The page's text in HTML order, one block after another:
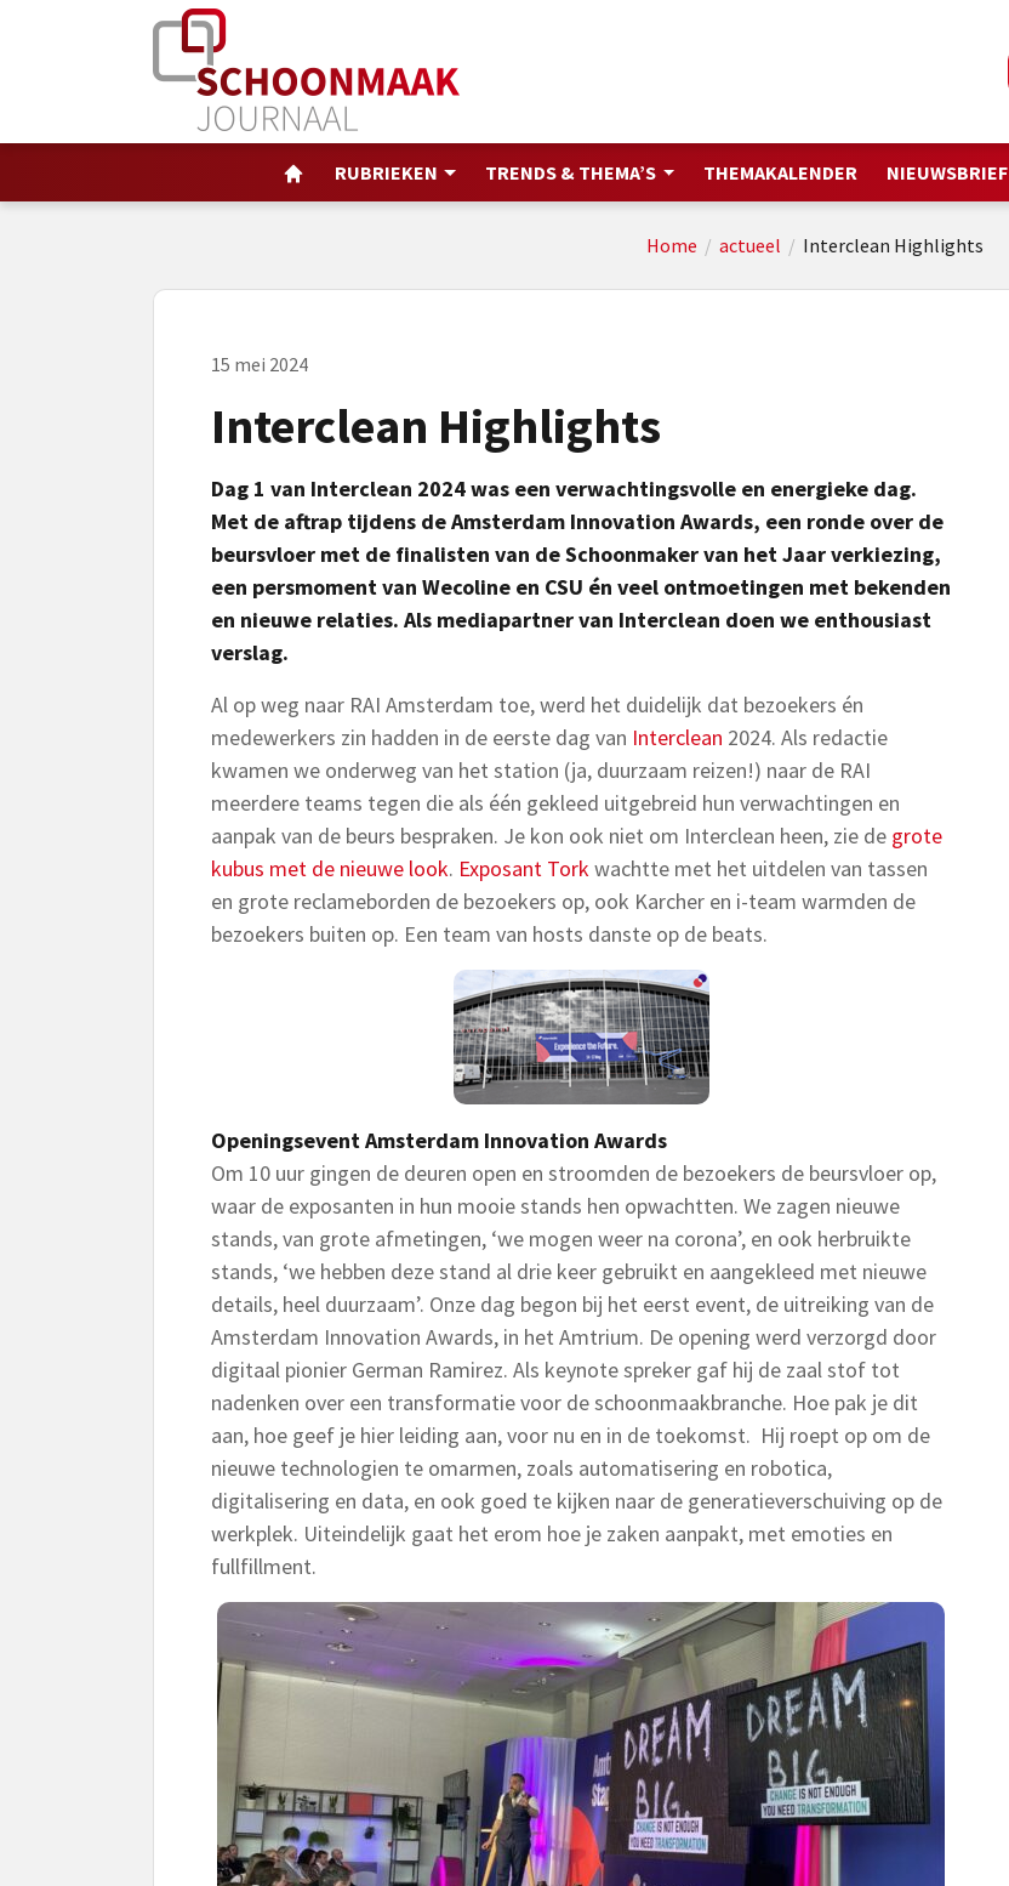
RUBRIEKEN TRENDS & THEMA’S THEMAKALENDER NIEUWSBRIEF
Home / actueel / Interclean Highlights
15 mei 2024
Interclean Highlights
Dag 1 van Interclean 2024 was een verwachtingsvolle en energieke dag.
Met de aftrap tijdens de Amsterdam Innovation Awards, een ronde over de
beursvloer met de finalisten van de Schoonmaker van het Jaar verkiezing,
een persmoment van Wecoline en CSU én veel ontmoetingen met bekenden
en nieuwe relaties. Als mediapartner van Interclean doen we enthousiast
verslag.
Al op weg naar RAI Amsterdam toe, werd het duidelijk dat bezoekers én
medewerkers zin hadden in de eerste dag van Interclean 2024. Als redactie
kwamen we onderweg van het station (ja, duurzaam reizen!) naar de RAI
meerdere teams tegen die als één gekleed uitgebreid hun verwachtingen en
aanpak van de beurs bespraken. Je kon ook niet om Interclean heen, zie de grote
kubus met de nieuwe look. Exposant Torkwachtte met het uitdelen van tassen
en grote reclameborden de bezoekers op, ook Karcher en i-team warmden de
bezoekers buiten op. Een team van hosts danste op de beats.
Openingsevent Amsterdam Innovation Awards
Om 10 uur gingen de deuren open en stroomden de bezoekers de beursvloer op,
waar de exposanten in hun mooie stands hen opwachtten. We zagen nieuwe
stands, van grote afmetingen, ‘we mogen weer na corona’, en ook herbruikte
stands, ‘we hebben deze stand al drie keer gebruikt en aangekleed met nieuwe
details, heel duurzaam’. Onze dag begon bij het eerst event, de uitreiking van de
Amsterdam Innovation Awards, in het Amtrium. De opening werd verzorgd door
digitaal pionier German Ramirez. Als keynote spreker gaf hij de zaal stof tot
nadenken over een transformatie voor de schoonmaakbranche. Hoe pak je dit
aan, hoe geef je hier leiding aan, voor nu en in de toekomst. Hij roept op om de
nieuwe technologien te omarmen, zoals automatisering en robotica,
digitalisering en data, en ook goed te kijken naar de generatieverschuiving op de
werkplek. Uiteindelijk gaat het erom hoe je zaken aanpakt, met emoties en
fullfillment.